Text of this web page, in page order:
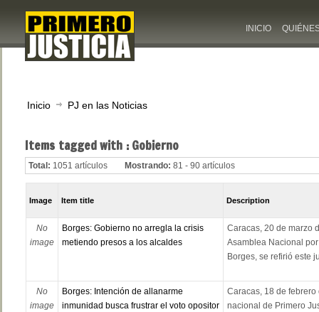
INICIO
Inicio PJ en las Noticias
Items tagged with : Gobierno
Total: 1051 artículos Mostrando: 81 - 90 artículos
Image Item title Description
No
image
Borges: Gobierno no arregla la crisis
metiendo presos a los alcaldes
Caracas, 20 de marzo
Asamblea Nacional
Borges, se refirió este
No
image
Borges: Intención de allanarme
inmunidad busca frustrar el voto opositor
Caracas, 18 de
nacional de Primero